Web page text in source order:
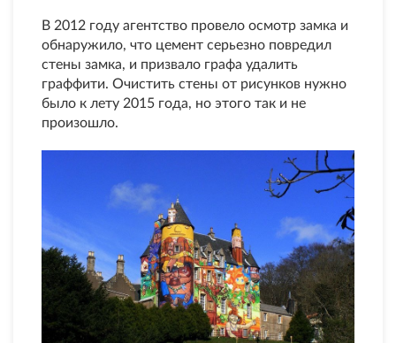
В 2012 году агентство провело осмотр замка и
обнаружило, что цемент серьезно повредил
стены замка, и призвало графа удалить
граффити. Очистить стены от рисунков нужно
было к лету 2015 года, но этого так и не
произошло.